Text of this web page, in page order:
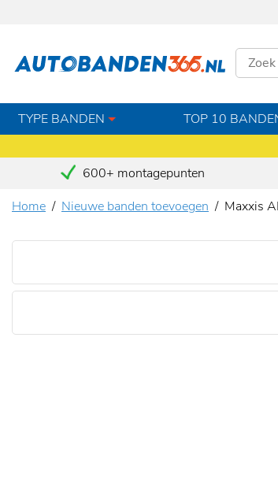
TYPE BANDEN TOP 10
600+ montagepunten
Home
Nieuwe banden toevoegen Maxxis